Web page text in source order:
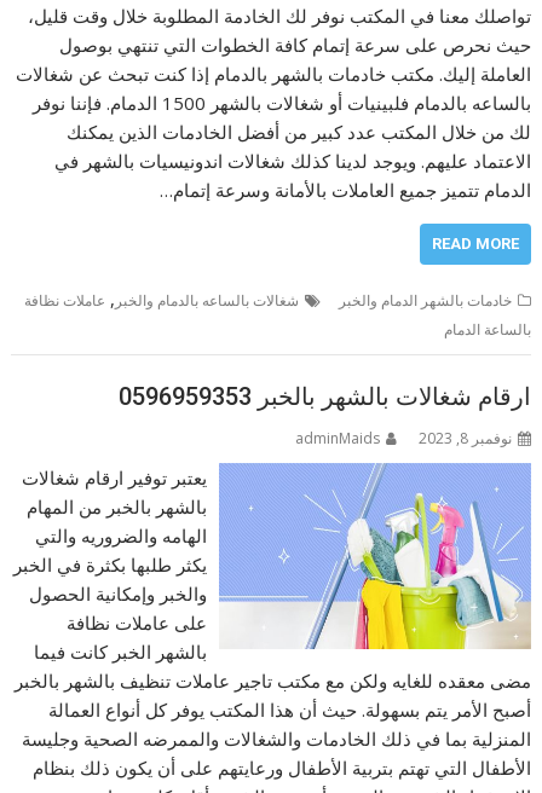
تواصلك معنا في المكتب نوفر لك الخادمة المطلوبة خلال وقت قليل،
حيث نحرص على سرعة إتمام كافة الخطوات التي تنتهي بوصول
العاملة إليك. مكتب خادمات بالشهر بالدمام إذا كنت تبحث عن شغالات
بالساعه بالدمام فلبينيات أو شغالات بالشهر 1500 الدمام. فإننا نوفر
لك من خلال المكتب عدد كبير من أفضل الخادمات الذين يمكنك
الاعتماد عليهم. ويوجد لدينا كذلك شغالات اندونيسيات بالشهر في
الدمام تتميز جميع العاملات بالأمانة وسرعة إتمام…
READ MORE
خادمات بالشهر الدمام والخبر شغالات بالساعه بالدمام والخبر , عاملات نظافة
بالساعة الدمام
ارقام شغالات بالشهر بالخبر 0596959353
نوفمبر 8, 2023 adminMaids
يعتبر توفير ارقام شغالات
بالشهر بالخبر من المهام
الهامه والضروريه والتي
يكثر طلبها بكثرة في الخبر
والخبر وإمكانية الحصول
على عاملات نظافة
بالشهر الخبر كانت فيما
مضى معقده للغايه ولكن مع مكتب تاجير عاملات تنظيف بالشهر بالخبر
أصبح الأمر يتم بسهولة. حيث أن هذا المكتب يوفر كل أنواع العمالة
المنزلية بما في ذلك الخادمات والشغالات والممرضه الصحية وجليسة
الأطفال التي تهتم بتربية الأطفال ورعايتهم على أن يكون ذلك بنظام